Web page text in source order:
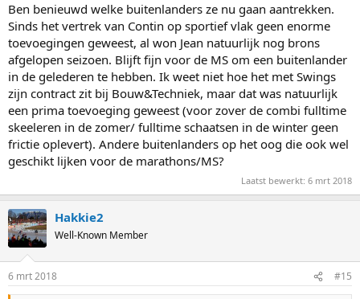
Ben benieuwd welke buitenlanders ze nu gaan aantrekken.
Sinds het vertrek van Contin op sportief vlak geen enorme
toevoegingen geweest, al won Jean natuurlijk nog brons
afgelopen seizoen. Blijft fijn voor de MS om een buitenlander
in de gelederen te hebben. Ik weet niet hoe het met Swings
zijn contract zit bij Bouw&Techniek, maar dat was natuurlijk
een prima toevoeging geweest (voor zover de combi fulltime
skeeleren in de zomer/ fulltime schaatsen in de winter geen
frictie oplevert). Andere buitenlanders op het oog die ook wel
geschikt lijken voor de marathons/MS?
Laatst bewerkt: 6 mrt 2018
Hakkie2
Well-Known Member
6 mrt 2018 #15